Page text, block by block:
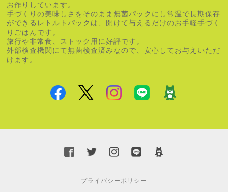
お作りしています。
手づくりの美味しさをそのまま無菌パックにし常温で長期保存
ができるレトルトパックは、開けて与えるだけのお手軽手づく
りごはんです。
旅行や非常食、ストック用に好評です。
外部検査機関にて無菌検査済みなので、安心してお与えいただ
けます。
プライバシーポリシー